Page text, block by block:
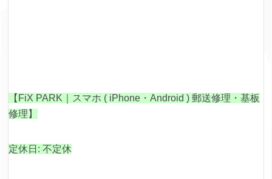
【FiX PARK｜スマホ ( iPhone・Android ) 郵送修理・基板
修理】
定休日: 不定休